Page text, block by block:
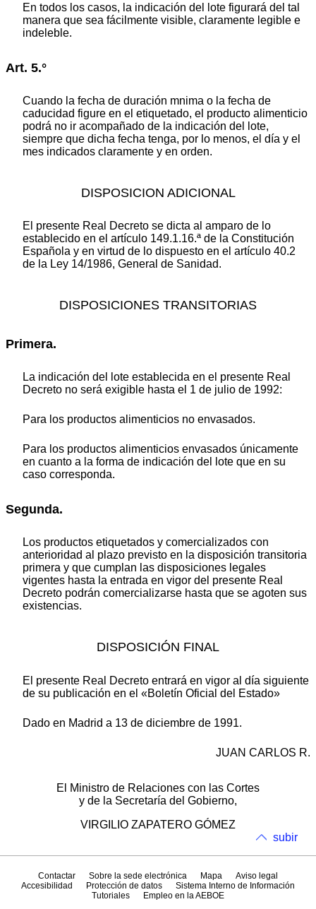
En todos los casos, la indicación del lote figurará del tal
manera que sea fácilmente visible, claramente legible e
indeleble.
Art. 5.°
Cuando la fecha de duración mnima o la fecha de
caducidad figure en el etiquetado, el producto alimenticio
podrá no ir acompañado de la indicación del lote,
siempre que dicha fecha tenga, por lo menos, el día y el
mes indicados claramente y en orden.
DISPOSICION ADICIONAL
El presente Real Decreto se dicta al amparo de lo
establecido en el artículo 149.1.16.ª de la Constitución
Española y en virtud de lo dispuesto en el artículo 40.2
de la Ley 14/1986, General de Sanidad.
DISPOSICIONES TRANSITORIAS
Primera.
La indicación del lote establecida en el presente Real
Decreto no será exigible hasta el 1 de julio de 1992:
Para los productos alimenticios no envasados.
Para los productos alimenticios envasados únicamente
en cuanto a la forma de indicación del lote que en su
caso corresponda.
Segunda.
Los productos etiquetados y comercializados con
anterioridad al plazo previsto en la disposición transitoria
primera y que cumplan las disposiciones legales
vigentes hasta la entrada en vigor del presente Real
Decreto podrán comercializarse hasta que se agoten sus
existencias.
DISPOSICIÓN FINAL
El presente Real Decreto entrará en vigor al día siguiente
de su publicación en el «Boletín Oficial del Estado»
Dado en Madrid a 13 de diciembre de 1991.
JUAN CARLOS R.
El Ministro de Relaciones con las Cortes
y de la Secretaría del Gobierno,
VIRGILIO ZAPATERO GÓMEZ
subir
Contactar Sobre la sede electrónica Mapa
Aviso legal
Accesibilidad
Protección de datos
Sistema Interno de Información
Tutoriales
Empleo en la AEBOE